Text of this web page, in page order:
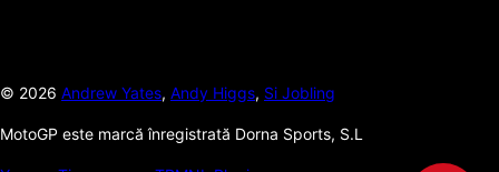
© 2026 Andrew Yates, Andy Higgs, Si Jobling
MotoGP este marcă înregistrată Dorna Sports, S.L